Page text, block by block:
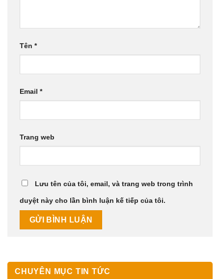
Tên *
Email *
Trang web
Lưu tên của tôi, email, và trang web trong trình
duyệt này cho lần bình luận kế tiếp của tôi.
CHUYÊN MỤC TIN TỨC